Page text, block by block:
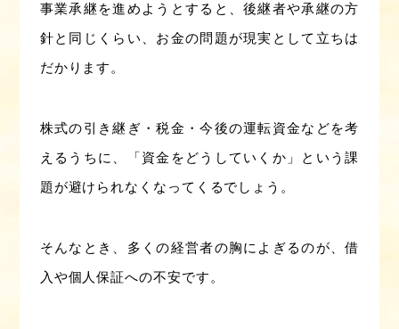
事業承継を進めようとすると、後継者や承継の方
針と同じくらい、お金の問題が現実として立ちは
だかります。
株式の引き継ぎ・税金・今後の運転資金などを考
えるうちに、「資金をどうしていくか」という課
題が避けられなくなってくるでしょう。
そんなとき、多くの経営者の胸によぎるのが、借
入や個人保証への不安です。